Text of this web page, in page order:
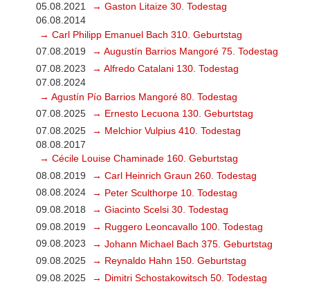
05.08.2021
→ Gaston Litaize 30. Todestag
06.08.2014
→ Carl Philipp Emanuel Bach 310. Geburtstag
07.08.2019
→ Augustín Barrios Mangoré 75. Todestag
07.08.2023
→ Alfredo Catalani 130. Todestag
07.08.2024
→ Agustín Pío Barrios Mangoré 80. Todestag
07.08.2025
→ Ernesto Lecuona 130. Geburtstag
07.08.2025
→ Melchior Vulpius 410. Todestag
08.08.2017
→ Cécile Louise Chaminade 160. Geburtstag
08.08.2019
→ Carl Heinrich Graun 260. Todestag
08.08.2024
→ Peter Sculthorpe 10. Todestag
09.08.2018
→ Giacinto Scelsi 30. Todestag
09.08.2019
→ Ruggero Leoncavallo 100. Todestag
09.08.2023
→ Johann Michael Bach 375. Geburtstag
09.08.2025
→ Reynaldo Hahn 150. Geburtstag
09.08.2025
→ Dimitri Schostakowitsch 50. Todestag